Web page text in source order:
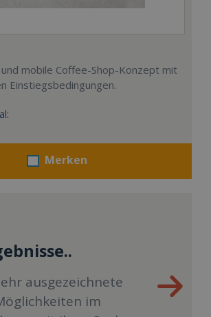
mobile Coffee-Shop-Konzept mit
Einstiegsbedingungen.
Merken
ausgezeichnete
im